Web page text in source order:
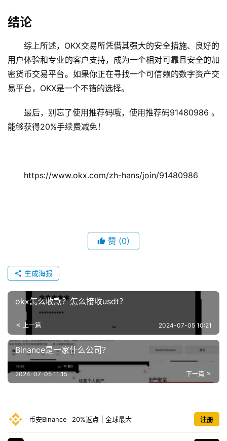
结论
综上所述，OKX交易所凭借其强大的安全措施、良好的
用户体验和专业的客户支持，成为一个相对可靠且安全的加
密货币交易平台。如果你正在寻找一个可信赖的数字资产交
易平台，OKX是一个不错的选择。
最后，别忘了使用推荐码哦，使用推荐码91480986 。
能够获得20%手续费减免！
https://www.okx.com/zh-hans/join/91480986
赞 (0)
生成海报
okx怎么收款？怎么接收usdt？
上一篇 2024-07-05 10:21
Binance是一家什么公司？
下一篇
2024-07-05 11:15
币安Binance 20%返点 全球最大 注册